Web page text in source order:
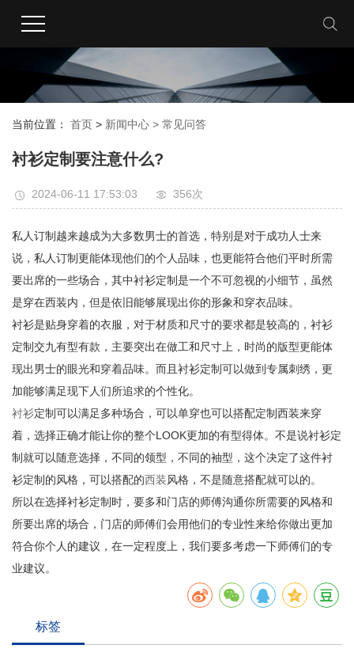
当前位置： 首页 > 新闻中心 > 常见问答
衬衫定制要注意什么?
2024-06-11 17:53:03 356次
私人订制越来越成为大多数男士的首选，特别是对于成功人士来
说，私人订制更能体现他们的个人品味，也更能符合他们平时所需
要出席的一些场合，其中衬衫定制是一个不可忽视的小细节，虽然
是穿在西装内，但是依旧能够展现出你的形象和穿衣品味。
衬衫是贴身穿着的衣服，对于材质和尺寸的要求都是较高的，衬衫
定制交九有型有款，主要突出在做工和尺寸上，时尚的版型更能体
现出男士的眼光和穿着品味。而且衬衫定制可以做到专属刺绣，更
加能够满足现下人们所追求的个性化。
衬衫定制可以满足多种场合，可以单穿也可以搭配定制西装来穿
着，选择正确才能让你的整个LOOK更加的有型得体。不是说衬衫定
制就可以随意选择，不同的领型，不同的袖型，这个决定了这件衬
衫定制的风格，可以搭配的西装风格，不是随意搭配就可以的。
所以在选择衬衫定制时，要多和门店的师傅沟通你所需要的风格和
所要出席的场合，门店的师傅们会用他们的专业性来给你做出更加
符合你个人的建议，在一定程度上，我们要多考虑一下师傅们的专
业建议。
标签